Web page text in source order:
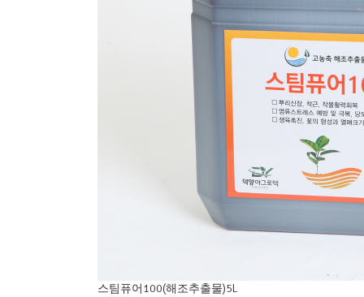
스팀퓨어100(해조추출물)5L